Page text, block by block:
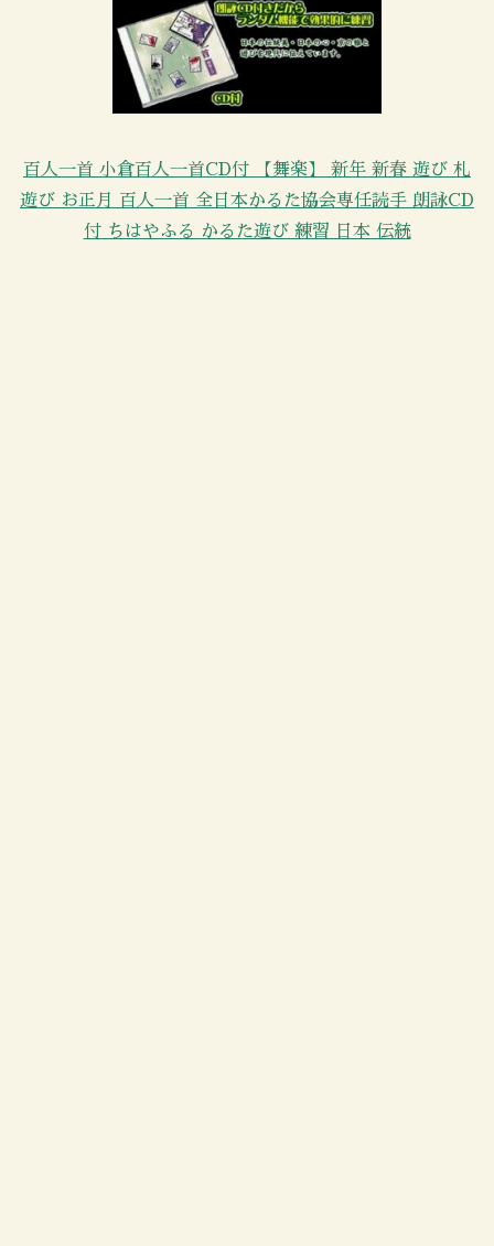
百人一首 小倉百人一首CD付 【舞楽】 新年 新春 遊び 札
遊び お正月 百人一首 全日本かるた協会専任読手 朗詠CD
付 ちはやふる かるた遊び 練習 日本 伝統